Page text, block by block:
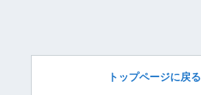
トップページに戻る